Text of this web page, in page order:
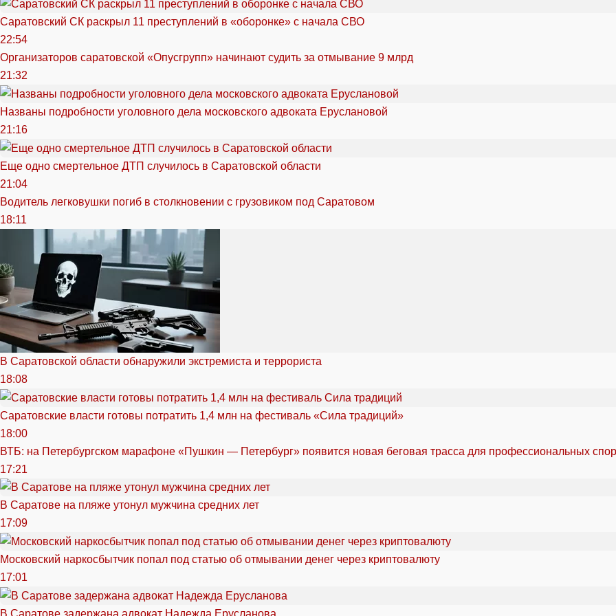
Саратовский СК раскрыл 11 преступлений в «оборонке» с начала СВО
22:54
Организаторов саратовской «Опусгрупп» начинают судить за отмывание 9 млрд
21:32
Названы подробности уголовного дела московского адвоката Еруслановой
21:16
Еще одно смертельное ДТП случилось в Саратовской области
21:04
Водитель легковушки погиб в столкновении с грузовиком под Саратовом
18:11
В Саратовской области обнаружили экстремиста и террориста
18:08
Саратовские власти готовы потратить 1,4 млн на фестиваль «Сила традиций»
18:00
ВТБ: на Петербургском марафоне «Пушкин — Петербург» появится новая беговая трасса для профессиональных
17:21
В Саратове на пляже утонул мужчина средних лет
17:09
Московский наркосбытчик попал под статью об отмывании денег через криптовалюту
17:01
В Саратове задержана адвокат Надежда Ерусланова